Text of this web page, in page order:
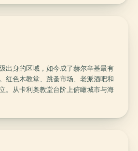
出身的区域，如今成了赫尔辛基最有
红色木教堂、跳蚤市场、老派酒吧和
。从卡利奥教堂台阶上俯瞰城市与海